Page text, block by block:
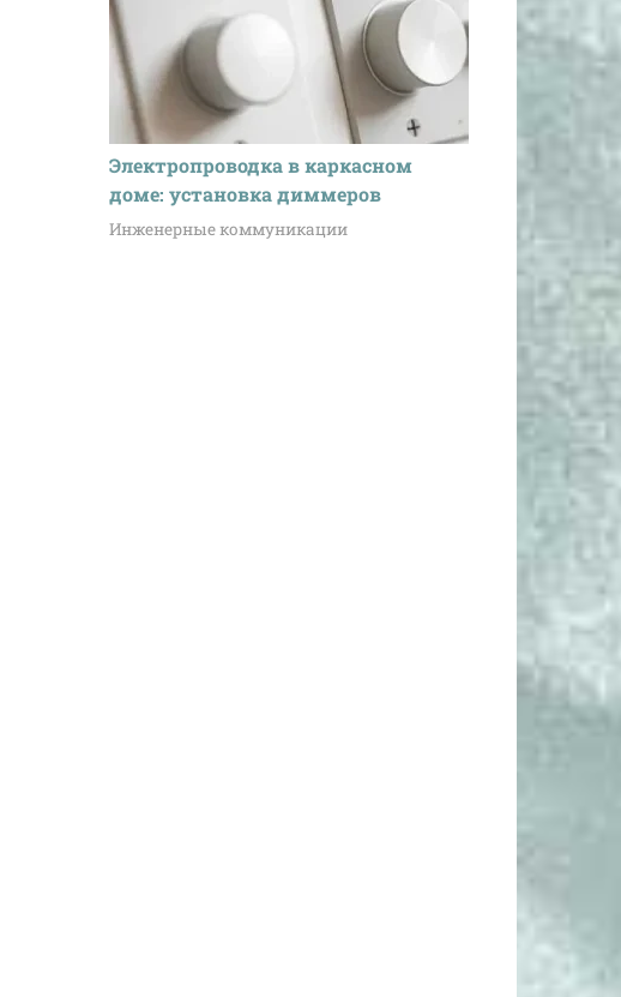
Электропроводка в каркасном
доме: установка диммеров
Инженерные коммуникации